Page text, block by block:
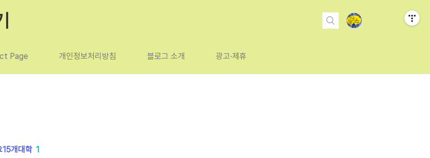
Page 개인정보처리방침 블로그 소개 광고·제휴
15개대학 1